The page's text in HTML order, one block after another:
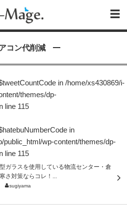
コン代削減
in /home/xs430869/i-
themes/dp-
line 115
in
public_html/wp-content/themes/dp-
line 115
ガラスを使用している物流センター・倉
さ対策ならコレ！...
sugiyama